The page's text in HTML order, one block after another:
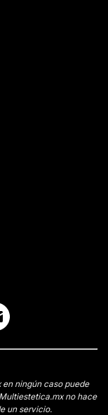
ningún caso puede
no hace
un servicio.